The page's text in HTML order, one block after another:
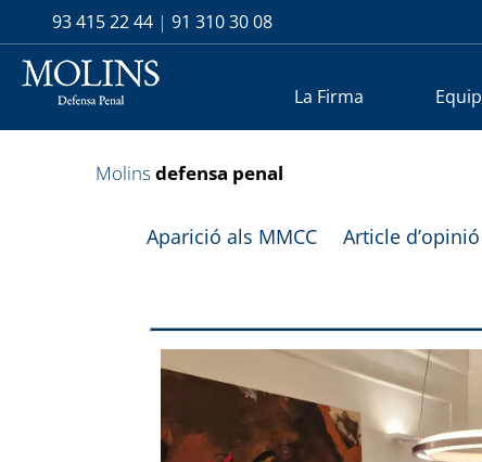
93 415 22 44 | 91 310 30 08
La Firma Equip
Molinsdefensa penal
Aparició als MMCC Article d’opinió